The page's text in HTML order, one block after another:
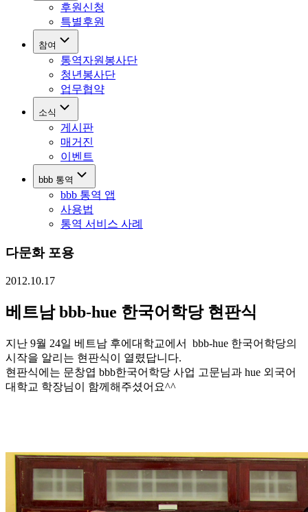
후원신청
특별후원
참여
통역자원봉사단
청년봉사단
업무협약
소식
게시판
매거진
이벤트
bbb 통역
bbb 통역 앱
사용법
통역 서비스 사례
다문화 포용
2012.10.17
베트남 bbb-hue 한국어학당 현판식
지난 9월 24일 베트남 후에대학교에서 bbb-hue 한국어학당의
시작을 알리는 현판식이 열렸답니다.
현판식에는 문창엽 bbb한국어학당 사업 고문님과 hue 외국어
대학교 학장님이 함께해주셨어요^^